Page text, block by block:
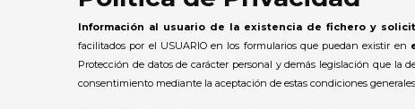
Información al usuario de la existencia de fichero y
facilitados por el USUARIO en los formularios que puedan existir en
Protección de datos de carácter personal y demás legislación que la
consentimiento mediante la aceptación de estas condiciones